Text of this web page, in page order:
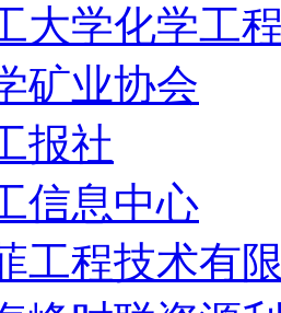
大学化学工
矿业协会
报社
信息中心
工程技术有